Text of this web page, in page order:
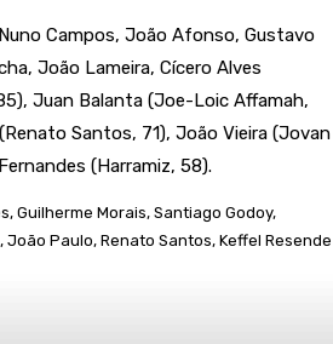
Campos, João Afonso, Gustavo
João Lameira, Cícero Alves
Juan Balanta (Joe-Loic Affamah,
Santos, 71), João Vieira (Jovan
(Harramiz, 58).
Guilherme Morais, Santiago Godoy,
Paulo, Renato Santos, Keffel Resende